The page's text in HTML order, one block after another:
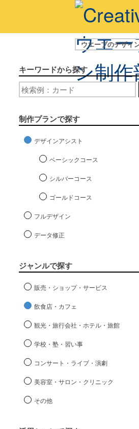
ウエーブのデザイ
キーワードから探す
制作プランで探す
デザインアシスト
ベーシックコース
シルバーコース
ゴールドコース
フルデザイン
データ修正
ジャンルで探す
販売・ショップ・サービス
飲食店・カフェ
観光・旅行会社・ホテル・旅館
学校・塾・習い事
コンサート・ライブ・演劇
美容室・サロン・クリニック
その他